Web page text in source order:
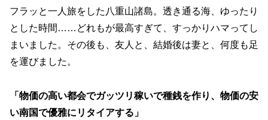
フラッと一人旅をした八重山諸島。透き通る海、ゆったり
とした時間……どれもが最高すぎて、すっかりハマってし
まいました。その後も、友人と、結婚後は妻と、何度も足
を運びました。
「物価の高い都会でガッツリ稼いで種銭を作り、物価の安
い南国で優雅にリタイアする」